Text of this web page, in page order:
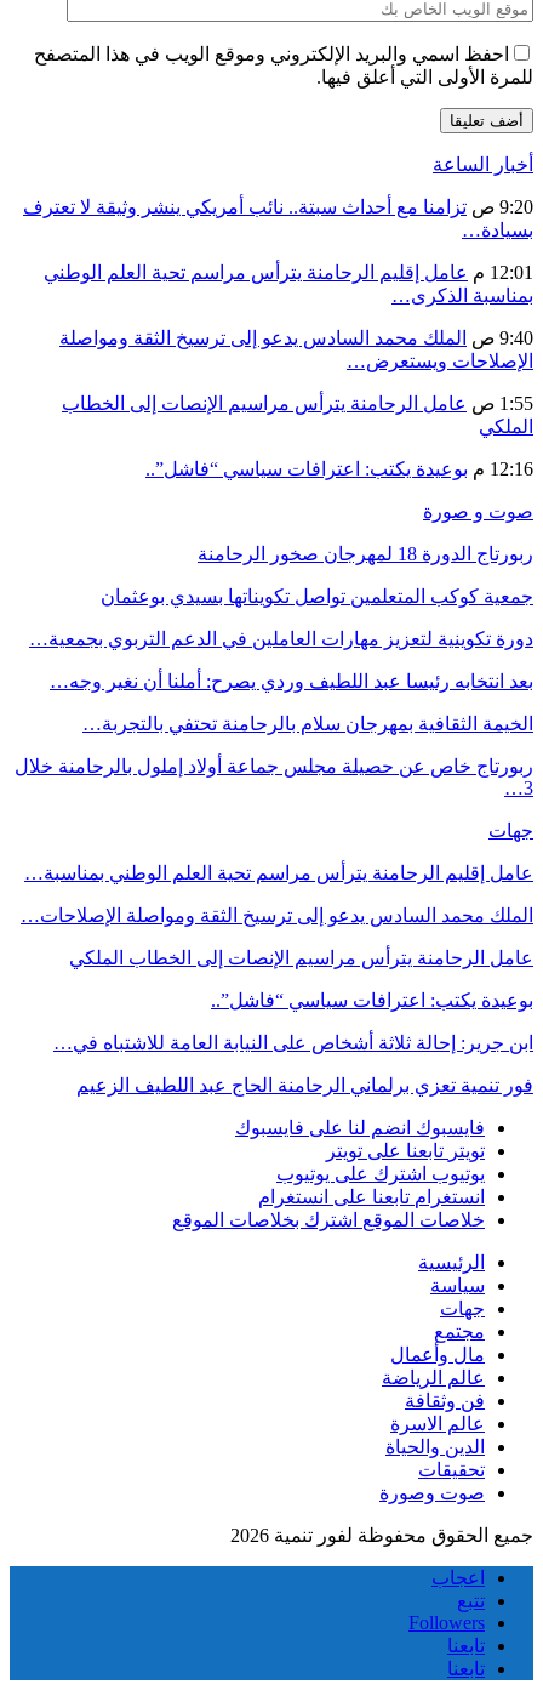
احفظ اسمي والبريد الإلكتروني وموقع الويب في هذا المتصفح
للمرة الأولى التي أعلق فيها.
أخبار الساعة
9:20 ص
تزامنا مع أحداث سبتة.. نائب أمريكي ينشر وثيقة لا تعترف
بسيادة…
12:01 م
عامل إقليم الرحامنة يترأس مراسم تحية العلم الوطني
بمناسبة الذكرى…
9:40 ص
الملك محمد السادس يدعو إلى ترسيخ الثقة ومواصلة
الإصلاحات ويستعرض…
1:55 ص
عامل الرحامنة يترأس مراسيم الإنصات إلى الخطاب
الملكي
12:16 م بوعيدة يكتب: اعترافات سياسي “فاشل”..
صوت و صورة
ربورتاج الدورة 18 لمهرجان صخور الرحامنة
جمعية كوكب المتعلمين تواصل تكويناتها بسيدي بوعثمان
دورة تكوينية لتعزيز مهارات العاملين في الدعم التربوي بجمعية…
بعد انتخابه رئيسا عبد اللطيف وردي يصرح: أملنا أن نغير وجه…
الخيمة الثقافية بمهرجان سلام بالرحامنة تحتفي بالتجربة…
ربورتاج خاص عن حصيلة مجلس جماعة أولاد إملول بالرحامنة خلال
3…
جهات
عامل إقليم الرحامنة يترأس مراسم تحية العلم الوطني بمناسبة…
الملك محمد السادس يدعو إلى ترسيخ الثقة ومواصلة الإصلاحات…
عامل الرحامنة يترأس مراسيم الإنصات إلى الخطاب الملكي
بوعيدة يكتب: اعترافات سياسي “فاشل”..
ابن جرير: إحالة ثلاثة أشخاص على النيابة العامة للاشتباه في…
فور تنمية تعزي برلماني الرحامنة الحاج عبد اللطيف الزعيم
فايسبوك انضم لنا على فايسبوك
تويتر تابعنا على تويتر
يوتيوب اشترك على يوتيوب
انستغرام تابعنا على انستغرام
خلاصات الموقع اشترك بخلاصات الموقع
الرئيسية
سياسة
جهات
مجتمع
مال وأعمال
عالم الرياضة
فن وثقافة
عالم الاسرة
الدين والحياة
تحقيقات
صوت وصورة
جميع الحقوق محفوظة لفور تنمية 2026
اعجاب
تتبع
Followers
تابعنا
تابعنا